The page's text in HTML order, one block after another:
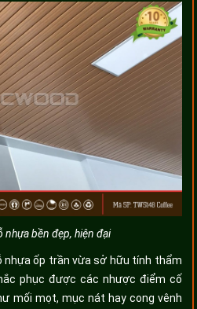
nhựa bền đẹp, hiện đại
nhựa ốp trần vừa sở hữu tính thẩm
phục được các nhược điểm cố
mối mọt, mục nát hay cong vênh